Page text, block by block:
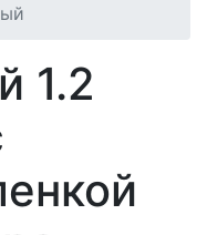
1.2